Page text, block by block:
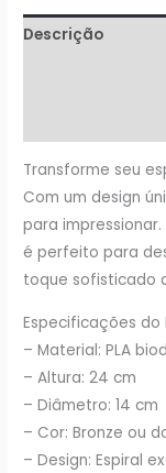
Descrição
Transforme seu
Com um design
para
é perfeito para
toque sofisticado
Especificações do
– Material: PLA
– Altura: 24 cm
– Diâmetro: 14 cm
– Cor: Bronze ou
– Design: Espiral